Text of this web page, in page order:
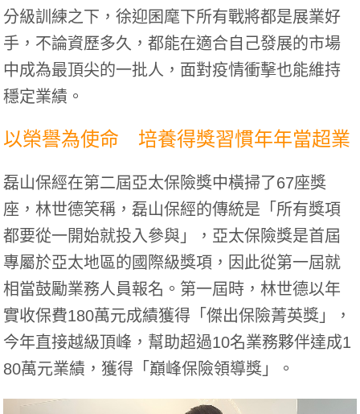
分級訓練之下，徐迎囷麾下所有戰將都是展業好
手，不論資歷多久，都能在適合自己發展的市場
中成為最頂尖的一批人，面對疫情衝擊也能維持
穩定業績。
以榮譽為使命 培養得獎習慣年年當超業
磊山保經在第二屆亞太保險獎中橫掃了67座獎
座，林世德笑稱，磊山保經的傳統是「所有獎項
都要從一開始就投入參與」，亞太保險獎是首屆
專屬於亞太地區的國際級獎項，因此從第一屆就
相當鼓勵業務人員報名。第一屆時，林世德以年
實收保費180萬元成績獲得「傑出保險菁英獎」，
今年直接越級頂峰，幫助超過10名業務夥伴達成1
80萬元業績，獲得「巔峰保險領導獎」。